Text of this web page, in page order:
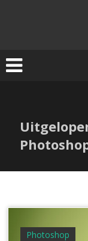
Ki
m
Photoshop